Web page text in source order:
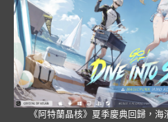
《阿特蘭晶核》夏季慶典回歸，